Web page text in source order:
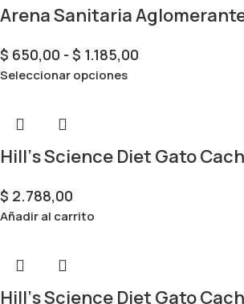
Arena Sanitaria
$ 650,00 - $ 1.185,00
Seleccionar opciones
Hill‘s Science Diet Gato
$ 2.788,00
Añadir al carrito
Hill‘s Science Diet Gato